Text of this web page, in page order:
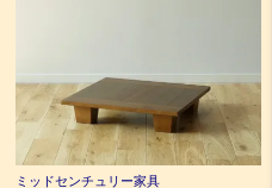
ミッドセンチュリー家具